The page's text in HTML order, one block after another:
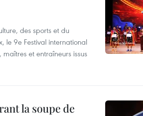
des sports et du
le 9e Festival international
et entraîneurs issus
la soupe de